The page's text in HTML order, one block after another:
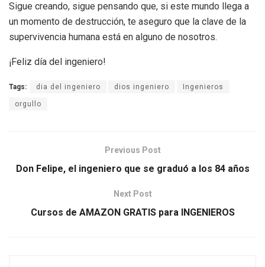
Sigue creando, sigue pensando que, si este mundo llega a
un momento de destrucción, te aseguro que la clave de la
supervivencia humana está en alguno de nosotros.
¡Feliz día del ingeniero!
Tags: dia del ingeniero dios ingeniero Ingenieros
orgullo
Previous Post
Don Felipe, el ingeniero que se graduó a los 84 años
Next Post
Cursos de AMAZON GRATIS para INGENIEROS